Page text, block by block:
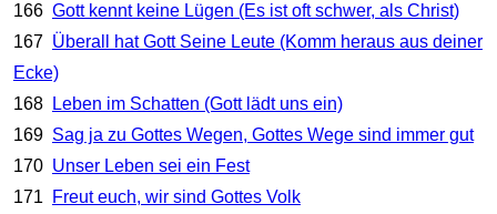
166 Gott kennt keine Lügen (Es ist oft schwer, als Christ)
167 Überall hat Gott Seine Leute (Komm heraus aus deiner
Ecke)
168
Leben im Schatten (Gott lädt uns ein)
169 Sag ja zu Gottes Wegen, Gottes Wege sind immer gut
170 Unser Leben sei ein Fest
171
Freut euch, wir sind Gottes Volk